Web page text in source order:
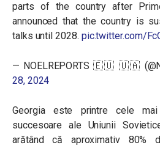
parts of the country after
announced that the country is
talks until 2028. pic.twitter.com/
— NOELREPORTS 🇪🇺 🇺🇦
28, 2024
Georgia este printre cele
succesoare ale Uniunii
arătând că aproximativ 80%